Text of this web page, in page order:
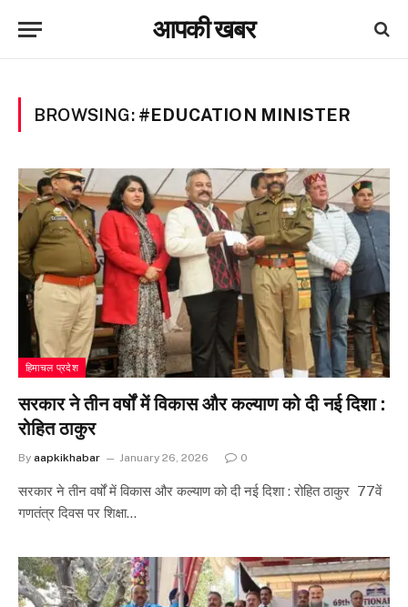
आपकी खबर
BROWSING: #EDUCATION MINISTER
हिमाचल प्रदेश
सरकार ने तीन वर्षों में विकास और कल्याण को दी नई दिशा :
रोहित ठाकुर
By aapkikhabar January 26, 2026 0
सरकार ने तीन वर्षों में विकास और कल्याण को दी नई दिशा : रोहित ठाकुर 77वें
गणतंत्र दिवस पर शिक्षा…